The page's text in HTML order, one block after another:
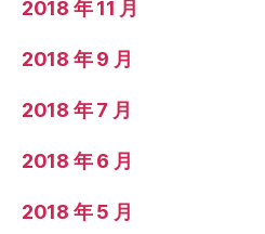
2018 年 11 月
2018 年 9 月
2018 年 7 月
2018 年 6 月
2018 年 5 月